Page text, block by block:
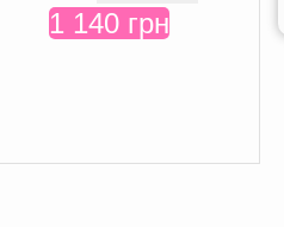
1 140 грн